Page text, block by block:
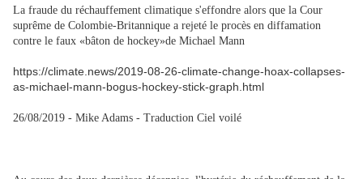
La fraude du réchauffement climatique s'effondre alors que la Cour
suprême de Colombie-Britannique a rejeté le procès en diffamation
contre le faux «bâton de hockey»de Michael Mann
https://climate.news/2019-08-26-climate-change-hoax-collapses-
as-michael-mann-bogus-hockey-stick-graph.html
26/08/2019 - Mike Adams - Traduction Ciel voilé